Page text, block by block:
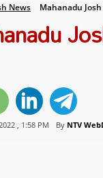
News Mahanadu
, 1:58 PM By NTV